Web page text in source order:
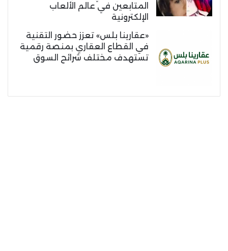
المتابعين في عالم الألعاب
الإلكترونية
«عقارينا بلس» تعزز حضور التقنية
في القطاع العقاري بمنصة رقمية
تستهدف مختلف شرائح السوق